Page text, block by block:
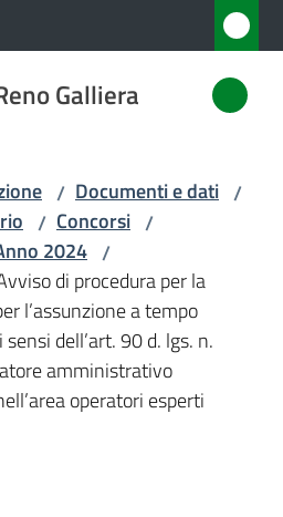
Galliera
/ Documenti e dati /
/ Concorsi /
2024 /
di procedura per la
l’assunzione a tempo
dell’art. 90 d. lgs. n.
amministrativo
operatori esperti